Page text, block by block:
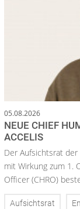
05.08.2026
NEUE CHIEF
ACCELIS
Der Aufsichtsrat der
mit Wirkung zum 1.
Officer (CHRO)
Aufsichtsrat